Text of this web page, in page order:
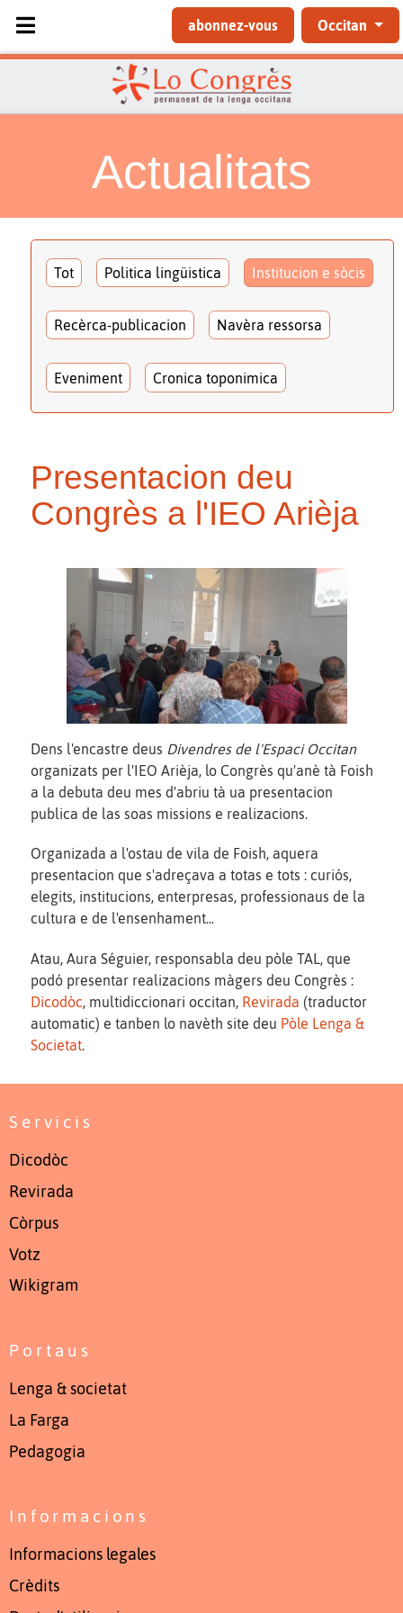
Sélectionnez votre langue
abonnez-vous Occitan
Actualitats
Tot Politica lingüistica Institucion e sòcis
Recèrca-publicacion Navèra ressorsa
Eveniment Cronica toponimica
Presentacion deu
Congrès a l'IEO Arièja
Dens l'encastre deus Divendres de l'Espaci Occitan
organizats per l'IEO Arièja, lo Congrès qu'anè tà Foish
a la debuta deu mes d'abriu tà ua presentacion
publica de las soas missions e realizacions.
Organizada a l'ostau de vila de Foish, aquera
presentacion que s'adreçava a totas e tots : curiós,
elegits, institucions, enterpresas, professionaus de la
cultura e de l'ensenhament...
Atau, Aura Séguier, responsabla deu pòle TAL, que
podó presentar realizacions màgers deu Congrès :
Dicodòc, multidiccionari occitan, Revirada (traductor
automatic) e tanben lo navèth site deu Pòle Lenga &
Societat.
Servicis
Dicodòc
Revirada
Còrpus
Votz
Wikigram
Portaus
Lenga & societat
La Farga
Pedagogia
Informacions
Informacions legales
Crèdits